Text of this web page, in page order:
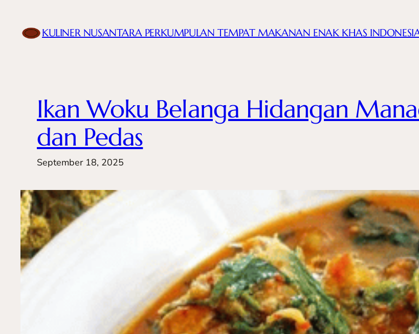
content
KULINER NUSANTARA PERKUMPULAN TEMPAT MAKANAN ENAK KHAS
Ikan Woku Belanga Hidangan
dan Pedas
September 18, 2025